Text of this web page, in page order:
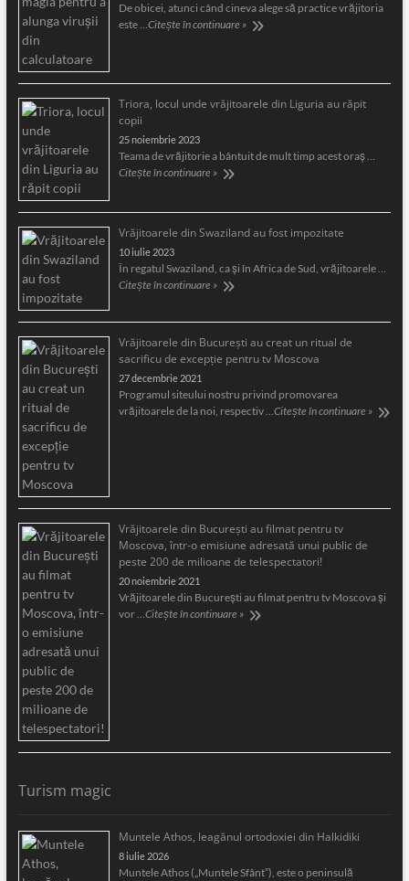
De obicei, atunci când cineva alege să practice vrăjitoria
este …Citește în continuare »
Triora, locul unde vrăjitoarele din Liguria au răpit
copii
25 noiembrie 2023
Teama de vrăjitorie a bântuit de mult timp acest oraş …
Citește în continuare »
Vrăjitoarele din Swaziland au fost impozitate
10 iulie 2023
În regatul Swaziland, ca și în Africa de Sud, vrăjitoarele …
Citește în continuare »
Vrăjitoarele din București au creat un ritual de
sacrificu de excepție pentru tv Moscova
27 decembrie 2021
Programul siteului nostru privind promovarea
vrăjitoarele de la noi, respectiv …Citește în continuare »
Vrăjitoarele din București au filmat pentru tv
Moscova, într-o emisiune adresată unui public de
peste 200 de milioane de telespectatori!
20 noiembrie 2021
Vrăjitoarele din București au filmat pentru tv Moscova și
vor …Citește în continuare »
Turism magic
Muntele Athos, leagănul ortodoxiei din Halkidiki
8 iulie 2026
Muntele Athos („Muntele Sfânt”), este o peninsulă